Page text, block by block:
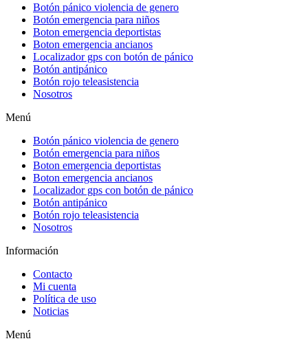
Botón pánico violencia de genero
Botón emergencia para niños
Boton emergencia deportistas
Boton emergencia ancianos
Localizador gps con botón de pánico
Botón antipánico
Botón rojo teleasistencia
Nosotros
Menú
Botón pánico violencia de genero
Botón emergencia para niños
Boton emergencia deportistas
Boton emergencia ancianos
Localizador gps con botón de pánico
Botón antipánico
Botón rojo teleasistencia
Nosotros
Información
Contacto
Mi cuenta
Política de uso
Noticias
Menú